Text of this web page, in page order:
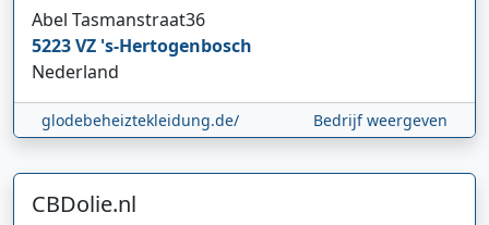
Abel Tasmanstraat36
5223 VZ 's-Hertogenbosch
Nederland
glodebeheiztekleidung.de/ Bedrijf weergeven
CBDolie.nl